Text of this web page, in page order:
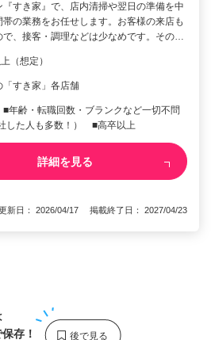
『すき家』で、店内清掃や翌日の準備を中
の業務をお任せします。お客様の来店も
で、接客・調理などは少なめです。その…
（想定）
すき家」各店舗
年齢・転職回数・ブランクなど一切不問
した人も多数！） ■高卒以上
詳細を見る
新日： 2026/04/17 掲載終了日： 2027/04/23
保存！